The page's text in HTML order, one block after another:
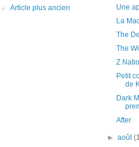
Article plus ancien
Une
La
The
The
Z
Petit
de
Dark
After
►août